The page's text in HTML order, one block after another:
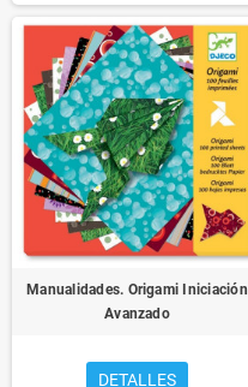
Manualidades. Origami Iniciación
Avanzado
DETALLES